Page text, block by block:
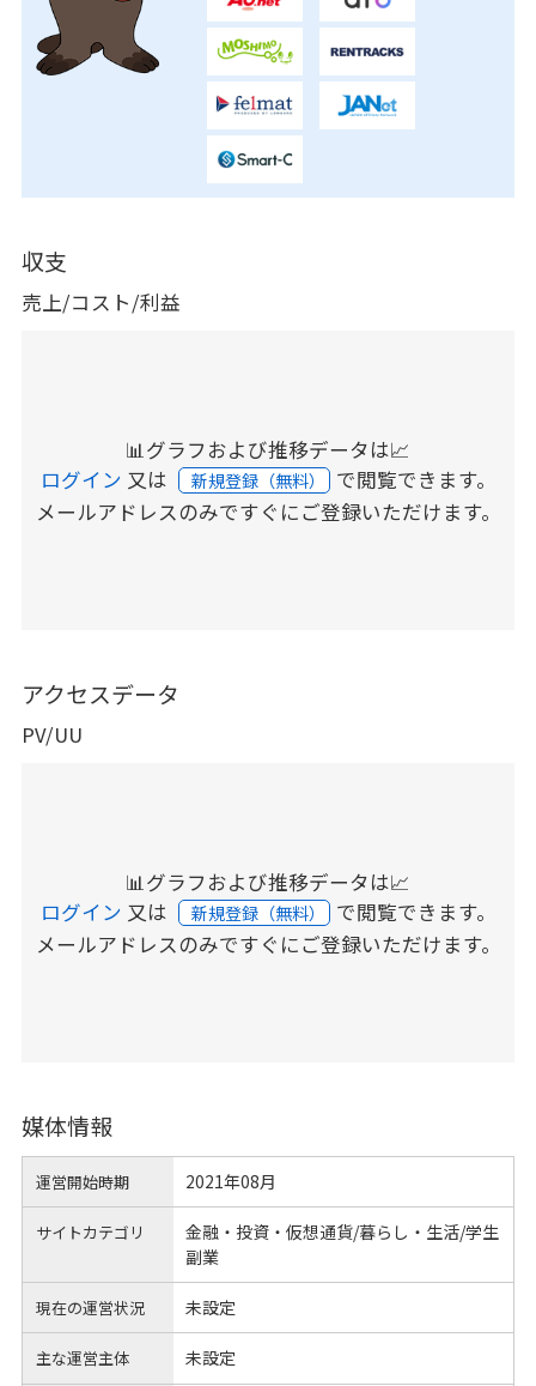
収支
売上/コスト/利益
📊グラフおよび推移データは📈
ログイン 又は 新規登録（無料） で閲覧できます。
メールアドレスのみですぐにご登録いただけます。
アクセスデータ
PV/UU
📊グラフおよび推移データは📈
ログイン 又は 新規登録（無料） で閲覧できます。
メールアドレスのみですぐにご登録いただけます。
媒体情報
運営開始時期 2021年08月
サイトカテゴリ
金融・投資・仮想通貨/暮らし・生活/学生
副業
現在の運営状況 未設定
主な運営主体 未設定